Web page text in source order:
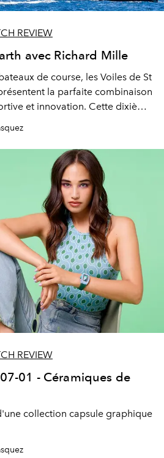
REVIEW
avec Richard Mille
de course, les Voiles de St
la parfaite combinaison
et innovation. Cette dixième
EMEA, Peter Harrison.
REVIEW
01 - Céramiques de
collection capsule graphique